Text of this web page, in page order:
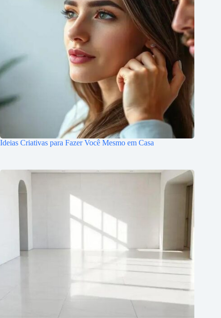
Ideias Criativas para Fazer Você Mesmo em Casa